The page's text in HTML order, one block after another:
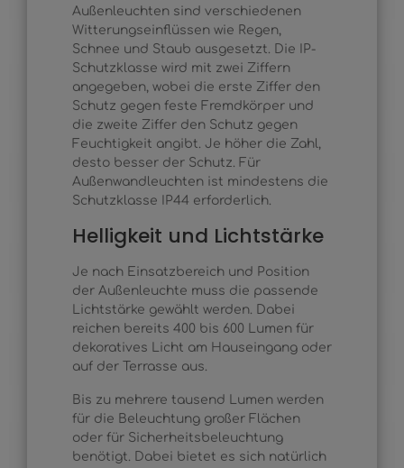
Außenleuchten sind verschiedenen
Witterungseinflüssen wie Regen,
Schnee und Staub ausgesetzt. Die IP-
Schutzklasse wird mit zwei Ziffern
angegeben, wobei die erste Ziffer den
Schutz gegen feste Fremdkörper und
die zweite Ziffer den Schutz gegen
Feuchtigkeit angibt. Je höher die Zahl,
desto besser der Schutz. Für
Außenwandleuchten ist mindestens die
Schutzklasse IP44 erforderlich.
Helligkeit und Lichtstärke
Je nach Einsatzbereich und Position
der Außenleuchte muss die passende
Lichtstärke gewählt werden. Dabei
reichen bereits 400 bis 600 Lumen für
dekoratives Licht am Hauseingang oder
auf der Terrasse aus.
Bis zu mehrere tausend Lumen werden
für die Beleuchtung großer Flächen
oder für Sicherheitsbeleuchtung
benötigt. Dabei bietet es sich natürlich